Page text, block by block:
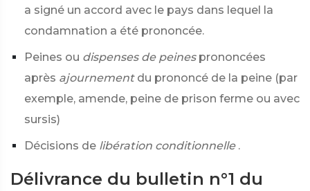
a signé un accord avec le pays dans lequel la
condamnation a été prononcée.
Peines ou dispenses de peines prononcées
après ajournement du prononcé de la peine (par
exemple, amende, peine de prison ferme ou avec
sursis)
Décisions de libération conditionnelle .
Délivrance du bulletin n°1 du